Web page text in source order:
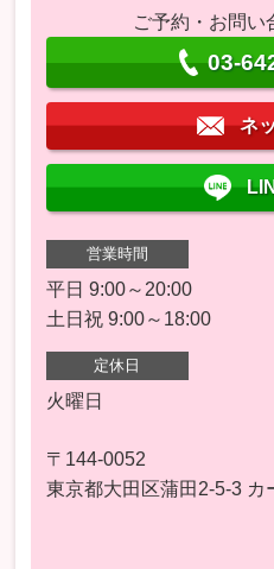
ご予約・お問い
03-
ネ
営業時間
平日 9:00～20:00
土日祝 9:00～18:00
定休日
火曜日
〒144-0052
東京都大田区蒲田2-5-3 カ